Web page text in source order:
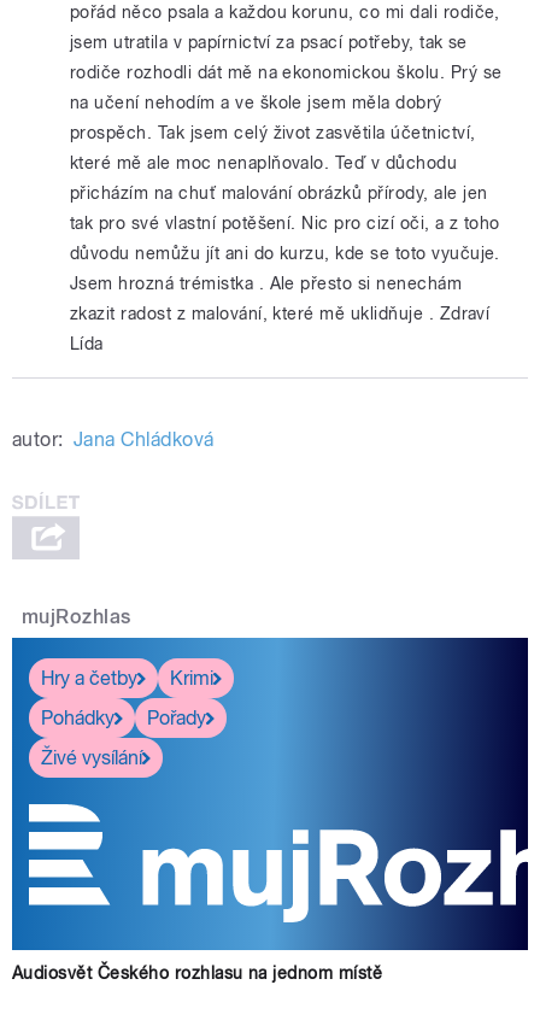
pořád něco psala a každou korunu, co mi dali rodiče,
jsem utratila v papírnictví za psací potřeby, tak se
rodiče rozhodli dát mě na ekonomickou školu. Prý se
na učení nehodím a ve škole jsem měla dobrý
prospěch. Tak jsem celý život zasvětila účetnictví,
které mě ale moc nenaplňovalo. Teď v důchodu
přicházím na chuť malování obrázků přírody, ale jen
tak pro své vlastní potěšení. Nic pro cizí oči, a z toho
důvodu nemůžu jít ani do kurzu, kde se toto vyučuje.
Jsem hrozná trémistka . Ale přesto si nenechám
zkazit radost z malování, které mě uklidňuje . Zdraví
Lída
autor: Jana Chládková
mujRozhlas
Hry a četby
Krimi
Pohádky
Pořady
Živé vysílání
Audiosvět Českého rozhlasu na jednom místě